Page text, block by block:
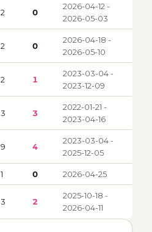
2 0
2026-04-12 -
2026-05-03
2 0
2026-04-18 -
2026-05-10
2 1
2023-03-04 -
2023-12-09
3 3
2022-01-21 -
2023-04-16
9 4
2023-03-04 -
2025-12-05
1 0 2026-04-25
3 2
2025-10-18 -
2026-04-11